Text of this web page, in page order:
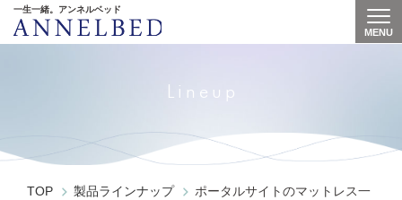
一生一緒。アンネルベッド
MENU
Lineup
TOP 製品ラインナップ
ポータルサイトのマットレス一